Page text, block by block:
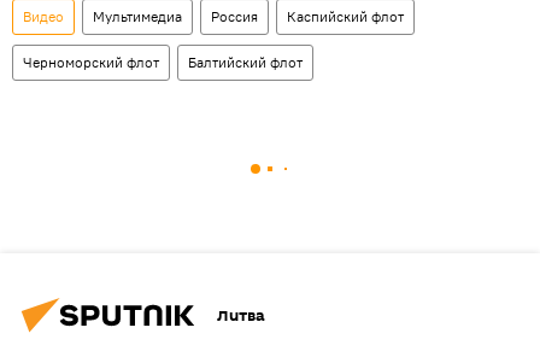
Видео Мультимедиа Россия Каспийский флот
Черноморский флот Балтийский флот
Литва